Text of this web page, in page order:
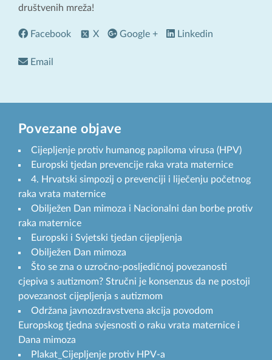
društvenih mreža!
Facebook X Google + Linkedin
Email
Povezane objave
Cijepljenje protiv humanog papiloma virusa (HPV)
Europski tjedan prevencije raka vrata maternice
4. Hrvatski simpozij o prevenciji i liječenju početnog
raka vrata maternice
Obilježen Dan mimoza i Nacionalni dan borbe protiv
raka maternice
Europski i Svjetski tjedan cijepljenja
Obilježen Dan mimoza
Što se zna o uzročno-posljedičnoj povezanosti
cjepiva s autizmom? Stručni je konsenzus da ne postoji
povezanost cijepljenja s autizmom
Održana javnozdravstvena akcija povodom
Europskog tjedna svjesnosti o raku vrata maternice i
Dana mimoza
Plakat_Cijepljenje protiv HPV-a